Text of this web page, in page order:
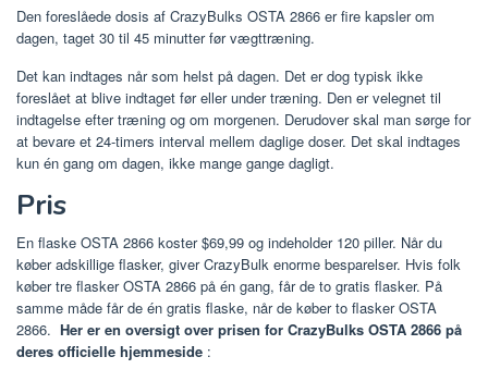
Den foreslåede dosis af CrazyBulks OSTA 2866 er fire kapsler om
dagen, taget 30 til 45 minutter før vægttræning.
Det kan indtages når som helst på dagen. Det er dog typisk ikke
foreslået at blive indtaget før eller under træning. Den er velegnet til
indtagelse efter træning og om morgenen. Derudover skal man sørge for
at bevare et 24-timers interval mellem daglige doser. Det skal indtages
kun én gang om dagen, ikke mange gange dagligt.
Pris
En flaske OSTA 2866 koster $69,99 og indeholder 120 piller. Når du
køber adskillige flasker, giver CrazyBulk enorme besparelser. Hvis folk
køber tre flasker OSTA 2866 på én gang, får de to gratis flasker. På
samme måde får de én gratis flaske, når de køber to flasker OSTA
2866. Her er en oversigt over prisen for CrazyBulks OSTA 2866 på
deres officielle hjemmeside :